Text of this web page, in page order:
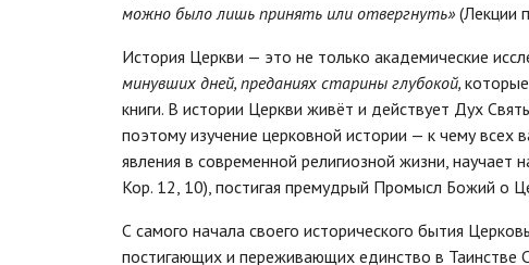
можно было лишь принять или отвергнуть» (Лекции
История Церкви — это не только академические
минувших дней, преданиях старины глубокой,
книги. В истории Церкви живёт и действует Дух
поэтому изучение церковной истории — к чему всех
явления в современной религиозной жизни, научает
Кор. 12, 10), постигая премудрый Промысл Божий о
С самого начала своего исторического бытия
постигающих и переживающих единство в Таинстве